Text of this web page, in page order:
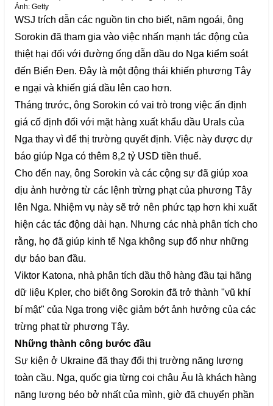
Ảnh: Getty
WSJ trích dẫn các nguồn tin cho biết, năm ngoái, ông
Sorokin đã tham gia vào việc nhấn mạnh tác động của
thiệt hại đối với đường ống dẫn dầu do Nga kiểm soát
đến Biển Đen. Đây là một động thái khiến phương Tây
e ngại và khiến giá dầu lên cao hơn.
Tháng trước, ông Sorokin có vai trò trong việc ấn định
giá cố định đối với mặt hàng xuất khẩu dầu Urals của
Nga thay vì để thị trường quyết định. Việc này được dự
báo giúp Nga có thêm 8,2 tỷ USD tiền thuế.
Cho đến nay, ông Sorokin và các cộng sự đã giúp xoa
dịu ảnh hưởng từ các lệnh trừng phạt của phương Tây
lên Nga. Nhiệm vụ này sẽ trở nên phức tạp hơn khi xuất
hiện các tác động dài hạn. Nhưng các nhà phân tích cho
rằng, họ đã giúp kinh tế Nga không sụp đổ như những
dự báo ban đầu.
Viktor Katona, nhà phân tích dầu thô hàng đầu tại hãng
dữ liệu Kpler, cho biết ông Sorokin đã trở thành "vũ khí
bí mật" của Nga trong việc giảm bớt ảnh hưởng của các
trừng phạt từ phương Tây.
Những thành công bước đầu
Sự kiện ở Ukraine đã thay đổi thị trường năng lượng
toàn cầu. Nga, quốc gia từng coi châu Âu là khách hàng
năng lượng béo bở nhất của mình, giờ đã chuyển phần